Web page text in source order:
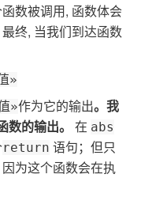
数被调用, 函数体会
终, 当我们到达函数
»
»作为它的输出。我
的输出。 在 abs
return 语句；但只
为这个函数会在执